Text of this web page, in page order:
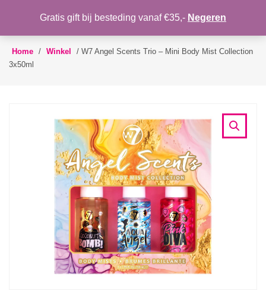
Toggle
WENSLIJST
Home / Winkel / W7 Angel Scents Trio – Mini Body Mist Collection
3x50ml
Gratis gift bij besteding vanaf €35,- Negeren